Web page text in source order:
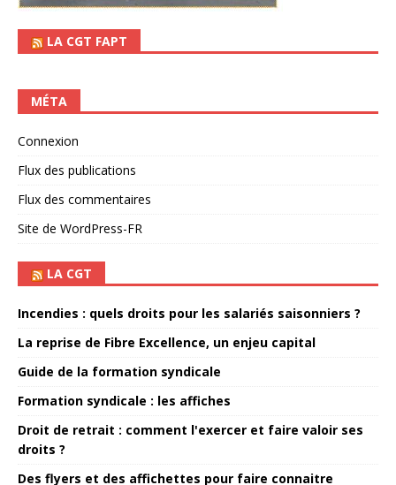
LA CGT FAPT
MÉTA
Connexion
Flux des publications
Flux des commentaires
Site de WordPress-FR
LA CGT
Incendies : quels droits pour les salariés saisonniers ?
La reprise de Fibre Excellence, un enjeu capital
Guide de la formation syndicale
Formation syndicale : les affiches
Droit de retrait : comment l'exercer et faire valoir ses
droits ?
Des flyers et des affichettes pour faire connaitre